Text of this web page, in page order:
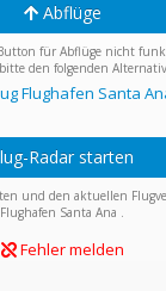
Abflüge
Button für Abflüge nicht
den folgenden
Flughafen Santa
Radar starten
und den aktuellen
Flughafen Santa Ana .
Fehler melden